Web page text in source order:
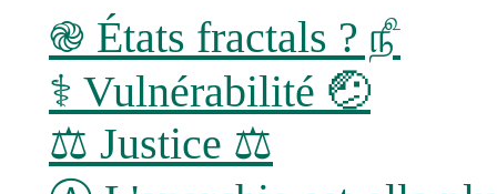
֎ États fractals ? ௺
⚕ Vulnérabilité 🤕
⚖️ Justice ⚖